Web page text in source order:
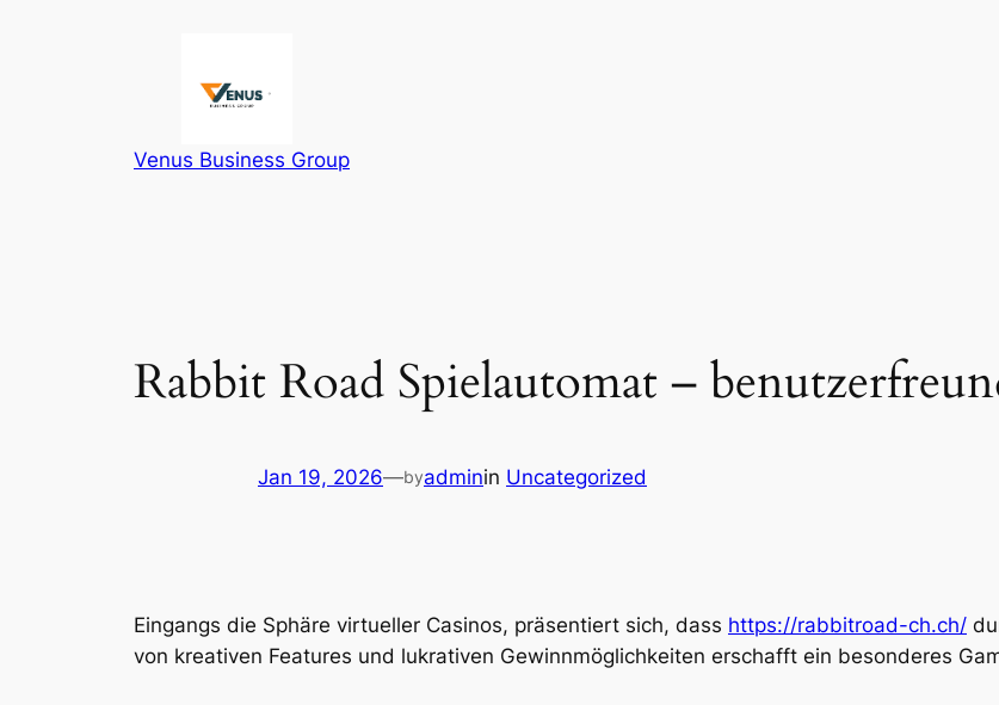
Venus Business Group
Rabbit Road Spielautomat –
Jan 19, 2026—byadminin Uncategorized
Eingangs die Sphäre virtueller Casinos, präsentiert sich, dass https://rabbitroad-ch.ch/
von kreativen Features und lukrativen Gewinnmöglichkeiten erschafft ein besonderes